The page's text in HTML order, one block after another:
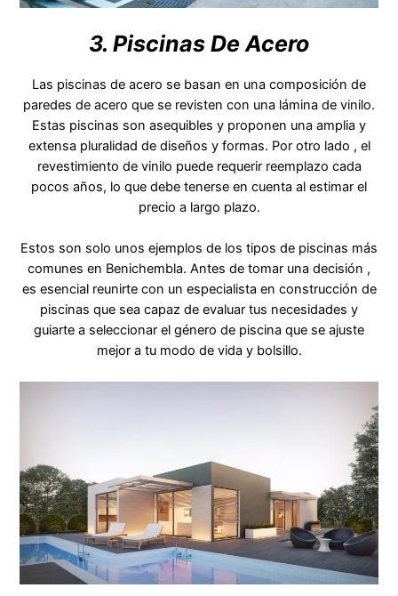
3. Piscinas De Acero
Las piscinas de acero se basan en una composición de
paredes de acero que se revisten con una lámina de vinilo.
Estas piscinas son asequibles y proponen una amplia y
extensa pluralidad de diseños y formas. Por otro lado , el
revestimiento de vinilo puede requerir reemplazo cada
pocos años, lo que debe tenerse en cuenta al estimar el
precio a largo plazo.
Estos son solo unos ejemplos de los tipos de piscinas más
comunes en Benichembla. Antes de tomar una decisión ,
es esencial reunirte con un especialista en construcción de
piscinas que sea capaz de evaluar tus necesidades y
guiarte a seleccionar el género de piscina que se ajuste
mejor a tu modo de vida y bolsillo.